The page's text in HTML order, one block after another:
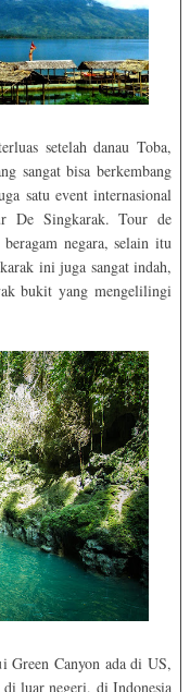
setelah danau Toba,
sangat bisa berkembang
satu event internasional
De Singkarak. Tour de
negara, selain itu
ini juga sangat indah,
bukit yang mengelilingi
Green Canyon ada di US,
di luar negeri, di Indonesia